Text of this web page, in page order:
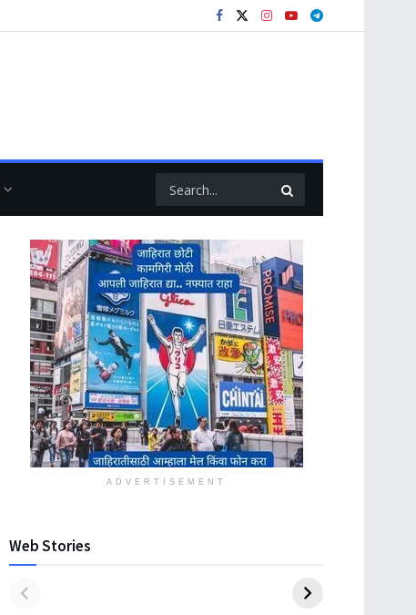
ADVERTISEMENT
Web Stories